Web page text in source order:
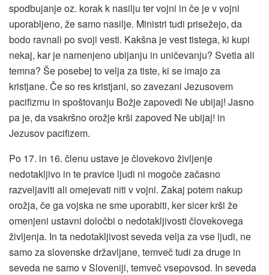
spodbujanje oz. korak k nasilju ter vojni in če je v vojni
uporabljeno, že samo nasilje. Ministri tudi prisežejo, da
bodo ravnali po svoji vesti. Kakšna je vest tistega, ki kupi
nekaj, kar je namenjeno ubijanju in uničevanju? Svetla ali
temna? Še posebej to velja za tiste, ki se imajo za
kristjane. Če so res kristjani, so zavezani Jezusovem
pacifizmu in spoštovanju Božje zapovedi Ne ubijaj! Jasno
pa je, da vsakršno orožje krši zapoved Ne ubijaj! in
Jezusov pacifizem.
Po 17. in 16. členu ustave je človekovo življenje
nedotakljivo in te pravice ljudi ni mogoče začasno
razveljaviti ali omejevati niti v vojni. Zakaj potem nakup
orožja, če ga vojska ne sme uporabiti, ker sicer krši že
omenjeni ustavni določbi o nedotakljivosti človekovega
življenja. In ta nedotakljivost seveda velja za vse ljudi, ne
samo za slovenske državljane, temveč tudi za druge in
seveda ne samo v Sloveniji, temveč vsepovsod. In seveda